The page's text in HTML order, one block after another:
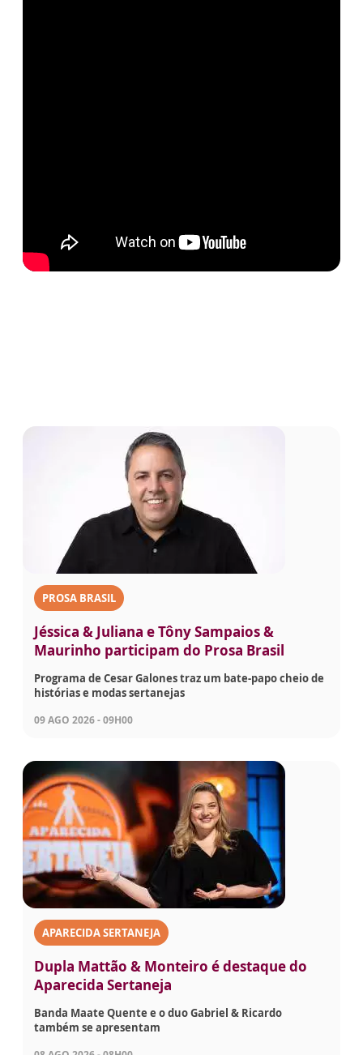
PROSA BRASIL
Jéssica & Juliana e Tôny Sampaios &
Maurinho participam do Prosa Brasil
Programa de Cesar Galones traz um bate-papo cheio de
histórias e modas sertanejas
09 AGO 2026 - 09H00
APARECIDA SERTANEJA
Dupla Mattão & Monteiro é destaque do
Aparecida Sertaneja
Banda Maate Quente e o duo Gabriel & Ricardo
também se apresentam